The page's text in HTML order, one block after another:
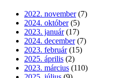
2022. november (7)
2024. október (5)
2023. január (17)
2024. december (7)
2023. február (15)
2025. április (2)
2023. március (110)